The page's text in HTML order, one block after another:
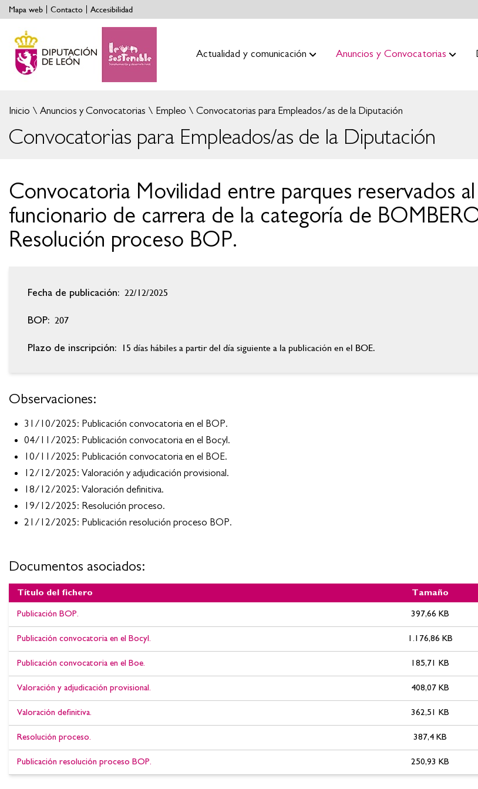
Mapa web Contacto Accesibilidad
Actualidad y comunicación Anuncios y Convocatorias
Inicio Anuncios y Convocatorias Empleo Convocatorias para Empleados/as de la Diputación
Convocatorias para Empleados/as de la Diputación
Convocatoria Movilidad entre parques reservados al
funcionario de carrera de la categoría de
Resolución proceso BOP.
Fecha de publicación: 22/12/2025
BOP: 207
Plazo de inscripción: 15 días hábiles a partir del día siguiente a la publicación en el BOE.
Observaciones:
31/10/2025: Publicación convocatoria en el BOP.
04/11/2025: Publicación convocatoria en el Bocyl.
10/11/2025: Publicación convocatoria en el BOE.
12/12/2025: Valoración y adjudicación provisional.
18/12/2025: Valoración definitiva.
19/12/2025: Resolución proceso.
21/12/2025: Publicación resolución proceso BOP.
Documentos asociados:
Documentos asociados:Convocatoria Movilidad entre parques reservados al personal funcionario de carrera de la
Resolución proceso BOP.
Título del fichero Tamaño
Publicación BOP. 397,66 KB
Publicación convocatoria en el Bocyl. 1.176,86 KB
Publicación convocatoria en el Boe. 185,71 KB
Valoración y adjudicación provisional. 408,07 KB
Valoración definitiva. 362,51 KB
Resolución proceso. 387,4 KB
Publicación resolución proceso BOP. 250,93 KB